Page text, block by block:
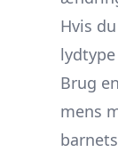
Hvis
Brug
mens